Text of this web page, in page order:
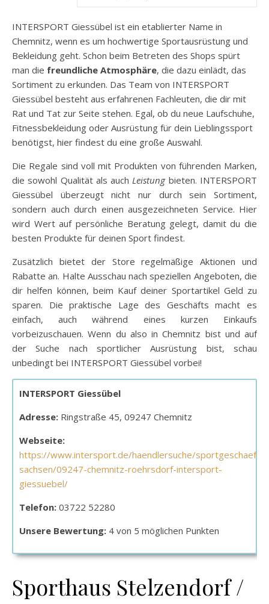
INTERSPORT Giessübel ist ein etablierter Name in
Chemnitz, wenn es um hochwertige Sportausrüstung und
Bekleidung geht. Schon beim Betreten des Shops spürt
man die freundliche Atmosphäre, die dazu einlädt, das
Sortiment zu erkunden. Das Team von INTERSPORT
Giessübel besteht aus erfahrenen Fachleuten, die dir mit
Rat und Tat zur Seite stehen. Egal, ob du neue Laufschuhe,
Fitnessbekleidung oder Ausrüstung für dein Lieblingssport
benötigst, hier findest du eine große Auswahl.
Die Regale sind voll mit Produkten von führenden Marken,
die sowohl Qualität als auchLeistungbieten. INTERSPORT
Giessübel überzeugt nicht nur durch sein Sortiment,
sondern auch durch einen ausgezeichneten Service. Hier
wird Wert auf persönliche Beratung gelegt, damit du die
besten Produkte für deinen Sport findest.
Zusätzlich bietet der Store regelmäßige Aktionen und
Rabatte an. Halte Ausschau nach speziellen Angeboten, die
dir helfen können, beim Kauf deiner Sportartikel Geld zu
sparen. Die praktische Lage des Geschäfts macht es
einfach, auch während eines kurzen Einkaufs
vorbeizuschauen. Wenn du also in Chemnitz bist und auf
der Suche nach sportlicher Ausrüstung bist, schau
unbedingt bei INTERSPORT Giessübel vorbei!
INTERSPORT Giessübel
Adresse: Ringstraße 45, 09247 Chemnitz
Webseite:
https://www.intersport.de/haendlersuche/sportgeschaefte-
sachsen/09247-chemnitz-roehrsdorf-intersport-
giessuebel/
Telefon: 03722 52280
Unsere Bewertung: 4 von 5 möglichen Punkten
Sporthaus Stelzendorf /